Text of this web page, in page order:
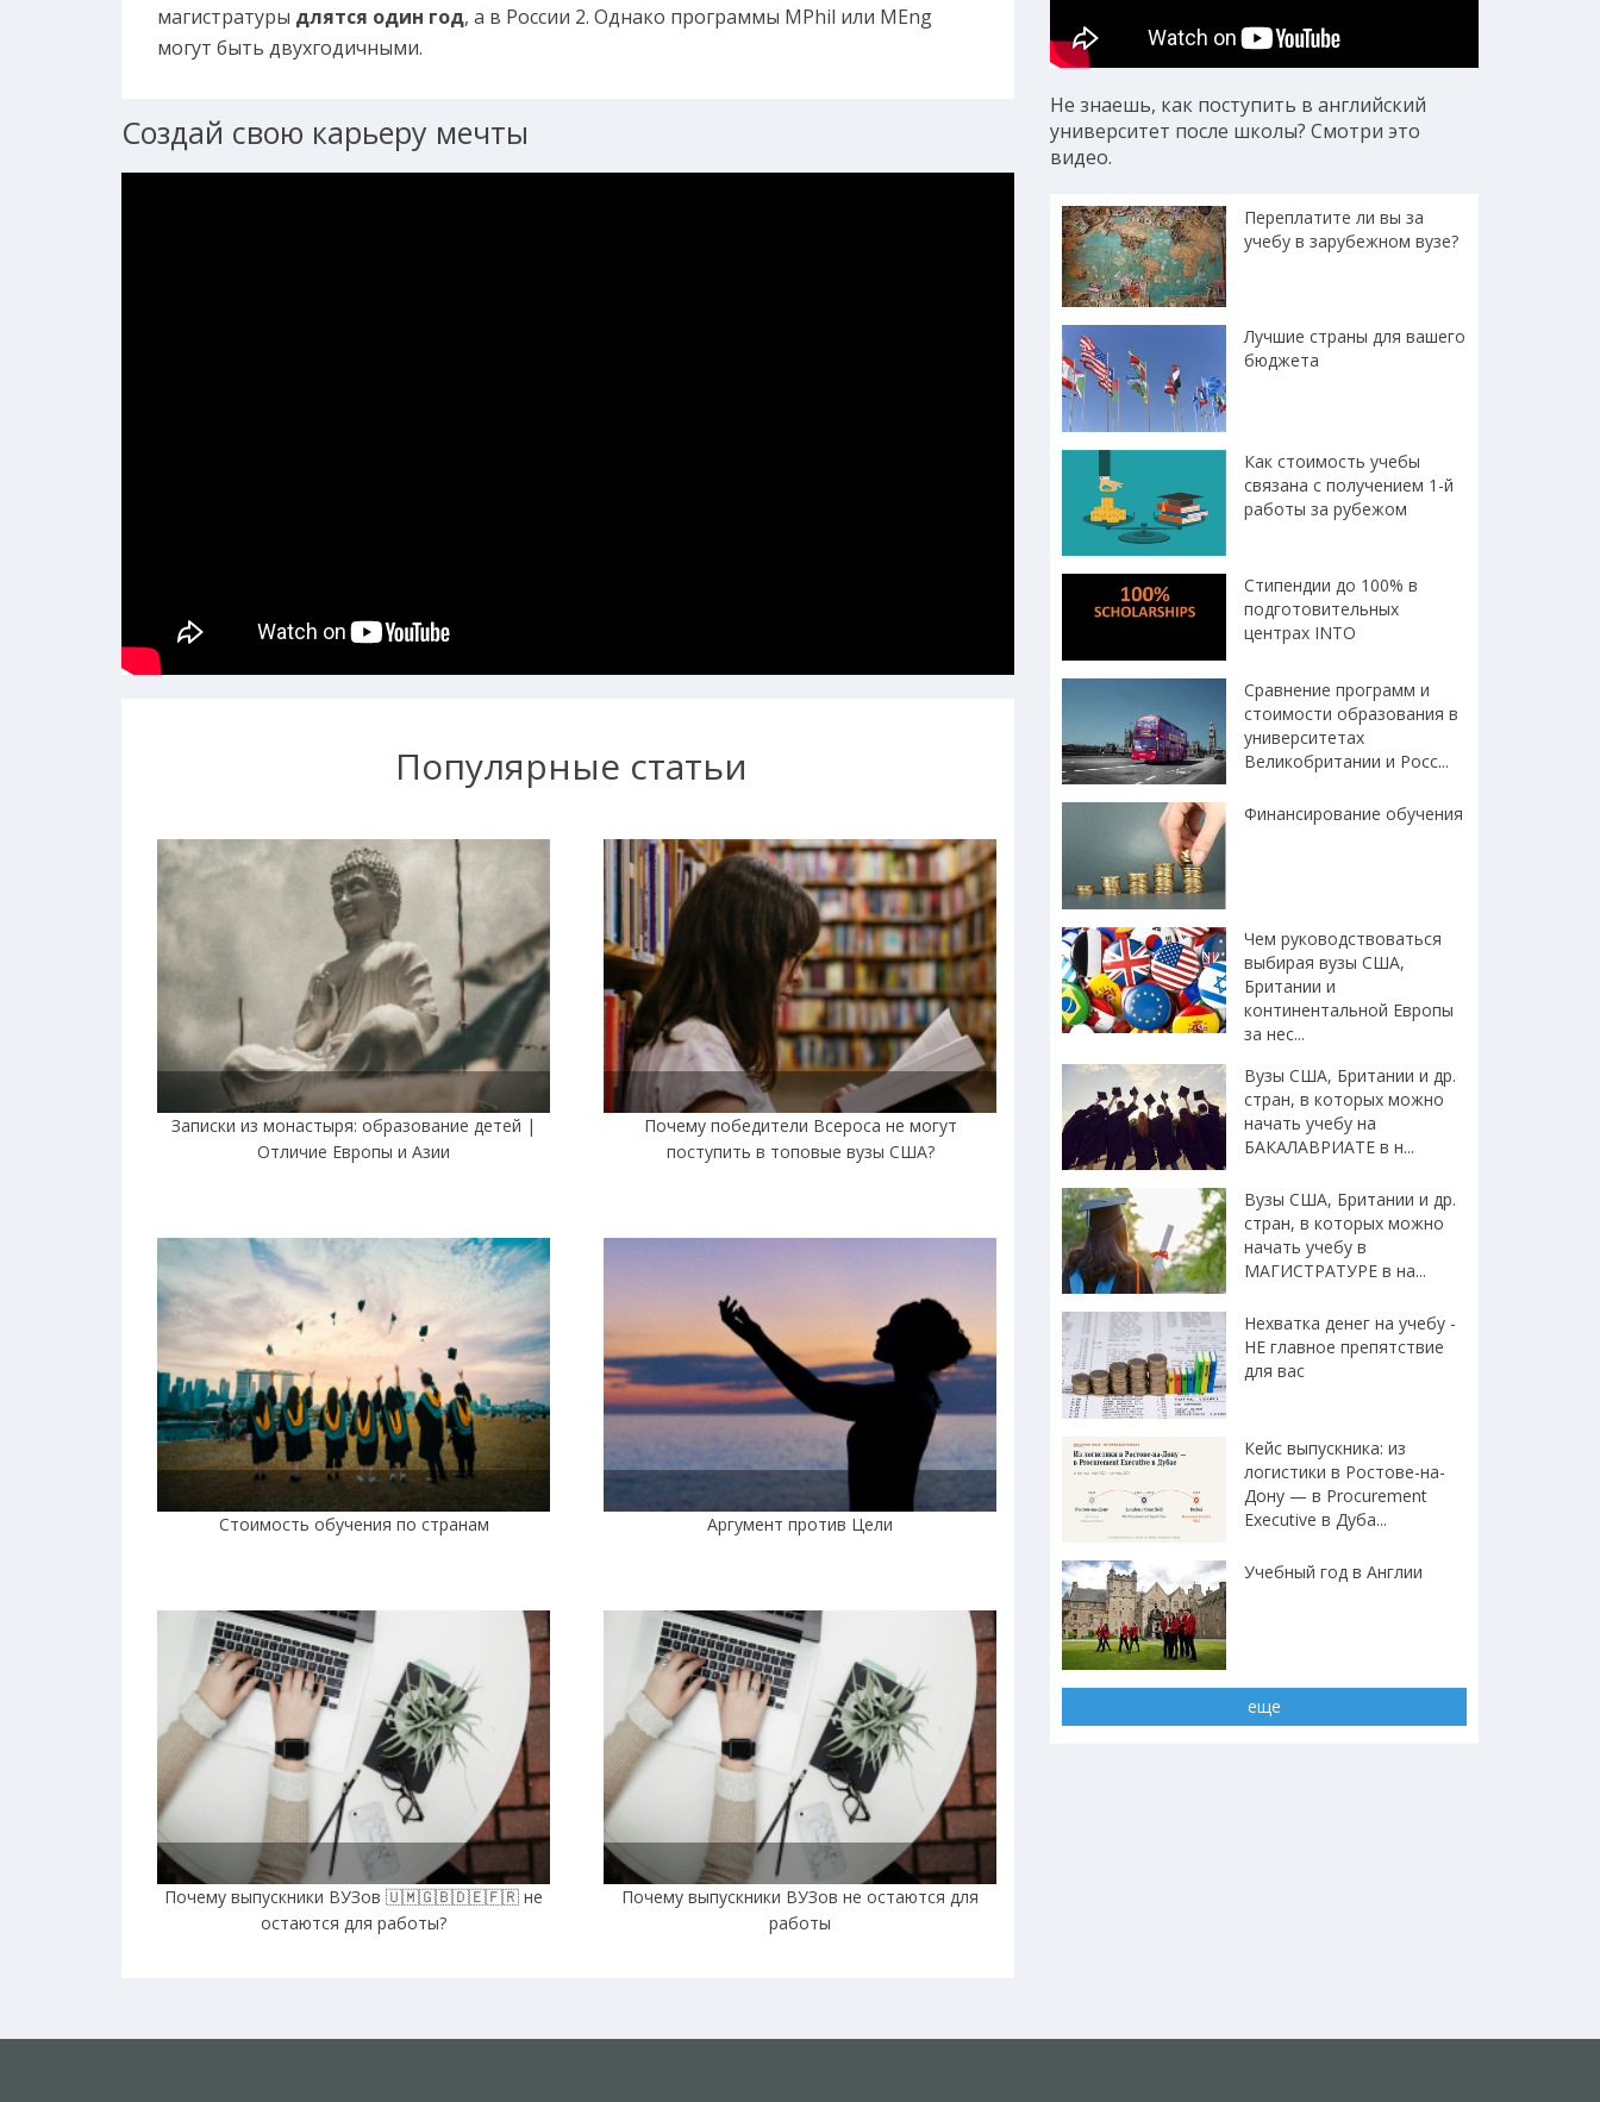
магистратуры длятся один год, а в России 2. Однако программы MPhil или MEng
могут быть двухгодичными.
Создай свою карьеру мечты
Популярные статьи
Записки из монастыря: образование детей |
Отличие Европы и Азии
Почему победители Всероса не могут
поступить в топовые вузы США?
Стоимость обучения по странам Аргумент против Цели
Почему выпускники ВУЗов 🇺🇲🇬🇧🇩🇪🇫🇷 не
остаются для работы?
Почему выпускники ВУЗов не остаются для
работы
Не знаешь, как поступить в английский
университет после школы? Смотри это
видео.
Переплатите ли вы за
учебу в зарубежном вузе?
Лучшие страны для вашего
бюджета
Как стоимость учебы
связана с получением 1-й
работы за рубежом
Стипендии до 100% в
подготовительных
центрах INTO
Сравнение программ и
стоимости образования в
университетах
Великобритании и Росс...
Финансирование обучения
Чем руководствоваться
выбирая вузы США,
Британии и
континентальной Европы
за нес...
Вузы США, Британии и др.
стран, в которых можно
начать учебу на
БАКАЛАВРИАТЕ в н...
Вузы США, Британии и др.
стран, в которых можно
начать учебу в
МАГИСТРАТУРЕ в на...
Нехватка денег на учебу -
НЕ главное препятствие
для вас
Кейс выпускника: из
логистики в Ростове-на-
Дону — в Procurement
Executive в Дуба...
Учебный год в Англии
еще